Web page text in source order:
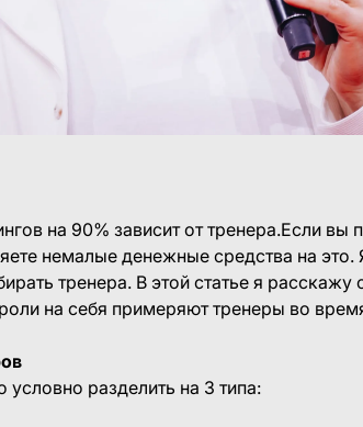
на 90% зависит от тренера.Если вы
немалые денежные средства на это.
тренера. В этой статье я расскажу
на себя примеряют тренеры во
разделить на 3 типа: